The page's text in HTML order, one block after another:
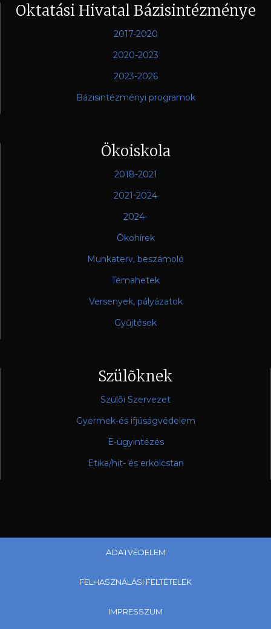
Oktatási Hivatal Bázisintézménye
2017-2020
2020-2023
2023-2026
Bázisintézményi programok
Ökoiskola
2018-2021
2021-2024
2024-
Ökohírek
Munkaterv, beszámoló
Témahetek
Versenyek, pályázatok
Gyűjtések
Szülõknek
Szülõi Szervezet
Gyermek-és ifjúságvédelem
E-ügyintézés
Etika/hit- és erkölcstan
ADATVÉDELEM
FELHASZNÁLÁSI FELTÉTELEK
IMPRESSZUM